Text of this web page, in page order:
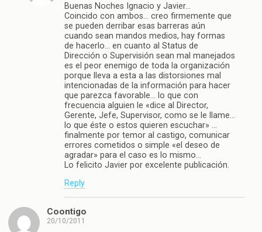
Buenas Noches Ignacio y Javier…
Coincido con ambos… creo firmemente que
se pueden derribar esas barreras aún
cuando sean mandos medios, hay formas
de hacerlo… en cuanto al Status de
Dirección o Supervisión sean mal manejados
es el peor enemigo de toda la organización
porque lleva a esta a las distorsiones mal
intencionadas de la información para hacer
que parezca favorable… lo que con
frecuencia alguien le «dice al Director,
Gerente, Jefe, Supervisor, como se le llame…
lo que éste o estos quieren escuchar» …
finalmente por temor al castigo, comunicar
errores cometidos o simple «el deseo de
agradar» para el caso es lo mismo…
Lo felicito Javier por excelente publicación.
Reply
Coontigo
20/10/2011